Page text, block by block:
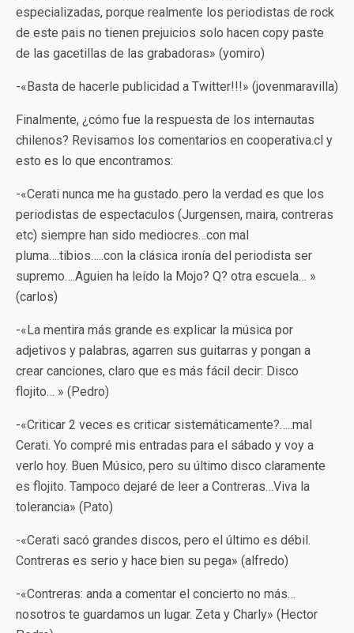
especializadas, porque realmente los periodistas de rock
de este pais no tienen prejuicios solo hacen copy paste
de las gacetillas de las grabadoras» (yomiro)
-«Basta de hacerle publicidad a Twitter!!!» (jovenmaravilla)
Finalmente, ¿cómo fue la respuesta de los internautas
chilenos? Revisamos los comentarios en cooperativa.cl y
esto es lo que encontramos:
-«Cerati nunca me ha gustado..pero la verdad es que los
periodistas de espectaculos (Jurgensen, maira, contreras
etc) siempre han sido mediocres…con mal
pluma….tibios…..con la clásica ironía del periodista ser
supremo….Aguien ha leído la Mojo? Q? otra escuela… »
(carlos)
-«La mentira más grande es explicar la música por
adjetivos y palabras, agarren sus guitarras y pongan a
crear canciones, claro que es más fácil decir: Disco
flojito… » (Pedro)
-«Criticar 2 veces es criticar sistemáticamente?…..mal
Cerati. Yo compré mis entradas para el sábado y voy a
verlo hoy. Buen Músico, pero su último disco claramente
es flojito. Tampoco dejaré de leer a Contreras…Viva la
tolerancia» (Pato)
-«Cerati sacó grandes discos, pero el último es débil.
Contreras es serio y hace bien su pega» (alfredo)
-«Contreras: anda a comentar el concierto no más…
nosotros te guardamos un lugar. Zeta y Charly» (Hector